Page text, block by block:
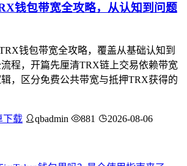
钱包带宽全攻略，从认知到问题
钱包带宽全攻略，覆盖从基础认知到
程，开篇先厘清TRX链上交易依赖带宽
，区分免费公共带宽与抵押TRX获得的
下载 qbadmin 881 2026-08-06